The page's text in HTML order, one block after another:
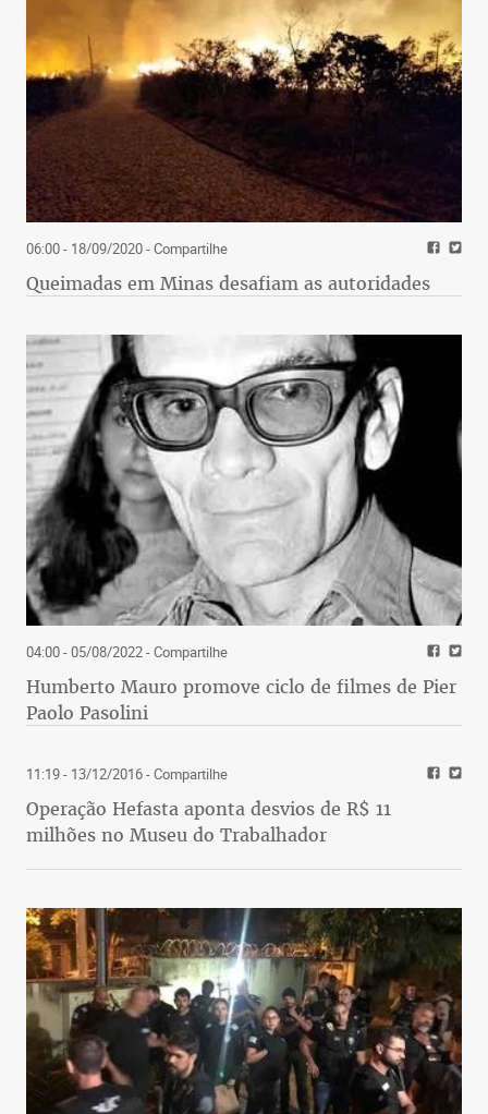
06:00 - 18/09/2020- Compartilhe
Queimadas em Minas desafiam as autoridades
04:00 - 05/08/2022- Compartilhe
Humberto Mauro promove ciclo de filmes de Pier
Paolo Pasolini
11:19 - 13/12/2016- Compartilhe
Operação Hefasta aponta desvios de R$ 11
milhões no Museu do Trabalhador